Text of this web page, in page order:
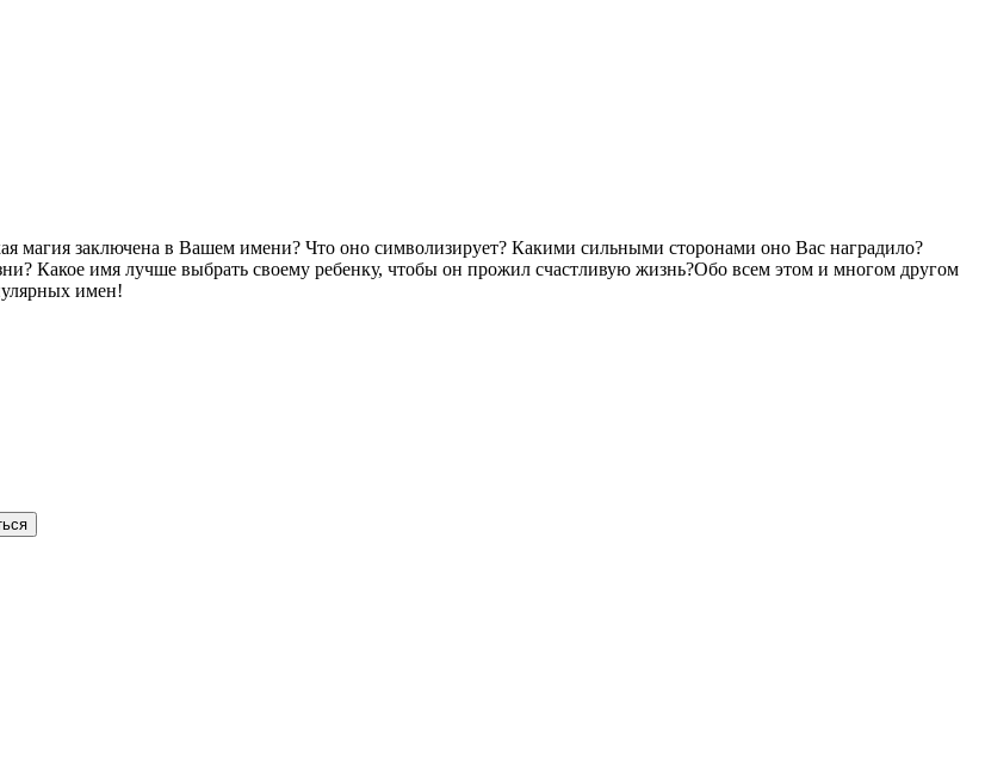
магия заключена в Вашем имени? Что оно символизирует? Какими сильными сторонами оно Вас наградило?
Какое имя лучше выбрать своему ребенку, чтобы он прожил счастливую жизнь?Обо всем этом и многом другом
имен!